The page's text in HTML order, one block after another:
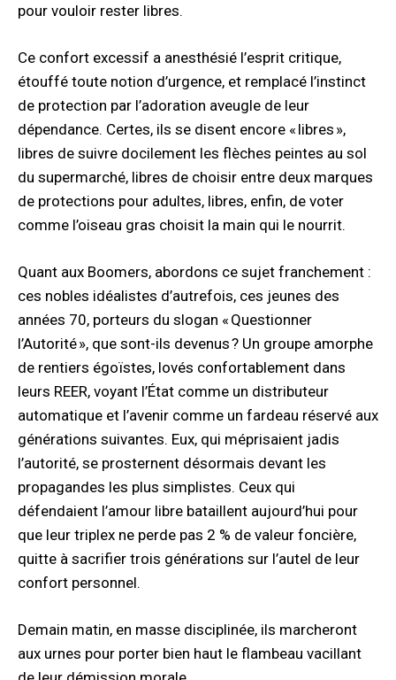
pour vouloir rester libres.
Ce confort excessif a anesthésié l’esprit critique,
étouffé toute notion d’urgence, et remplacé l’instinct
de protection par l’adoration aveugle de leur
dépendance. Certes, ils se disent encore « libres »,
libres de suivre docilement les flèches peintes au sol
du supermarché, libres de choisir entre deux marques
de protections pour adultes, libres, enfin, de voter
comme l’oiseau gras choisit la main qui le nourrit.
Quant aux Boomers, abordons ce sujet franchement :
ces nobles idéalistes d’autrefois, ces jeunes des
années 70, porteurs du slogan « Questionner
l’Autorité », que sont-ils devenus ? Un groupe amorphe
de rentiers égoïstes, lovés confortablement dans
leurs REER, voyant l’État comme un distributeur
automatique et l’avenir comme un fardeau réservé aux
générations suivantes. Eux, qui méprisaient jadis
l’autorité, se prosternent désormais devant les
propagandes les plus simplistes. Ceux qui
défendaient l’amour libre bataillent aujourd’hui pour
que leur triplex ne perde pas 2 % de valeur foncière,
quitte à sacrifier trois générations sur l’autel de leur
confort personnel.
Demain matin, en masse disciplinée, ils marcheront
aux urnes pour porter bien haut le flambeau vacillant